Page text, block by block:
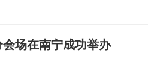
场在南宁成功举办